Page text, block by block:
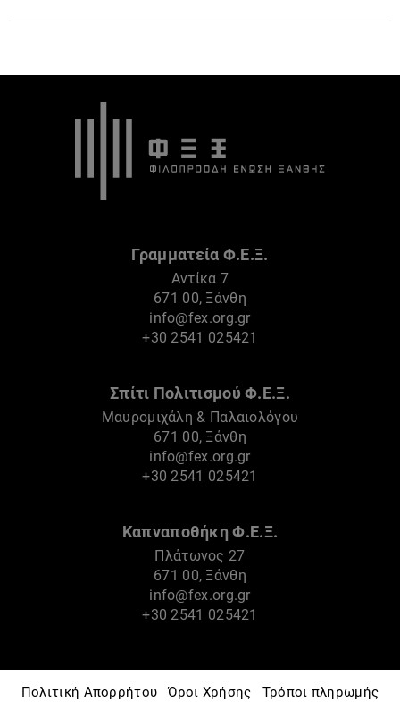
Γραμματεία Φ.Ε.Ξ.
Αντίκα 7
671 00, Ξάνθη
info@fex.org.gr
+30 2541 025421
Σπίτι Πολιτισμού Φ.Ε.Ξ.
Μαυρομιχάλη & Παλαιολόγου
671 00, Ξάνθη
info@fex.org.gr
+30 2541 025421
Καπναποθήκη Φ.Ε.Ξ.
Πλάτωνος 27
671 00, Ξάνθη
info@fex.org.gr
+30 2541 025421
Πολιτική Απορρήτου Όροι Χρήσης Τρόποι πληρωμής